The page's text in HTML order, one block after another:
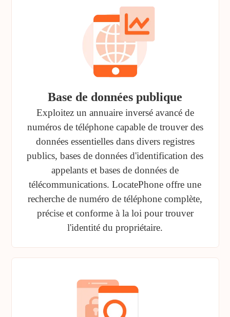
Base de données publique
Exploitez un annuaire inversé avancé de
numéros de téléphone capable de trouver des
données essentielles dans divers registres
publics, bases de données d'identification des
appelants et bases de données de
télécommunications. LocatePhone offre une
recherche de numéro de téléphone complète,
précise et conforme à la loi pour trouver
l'identité du propriétaire.